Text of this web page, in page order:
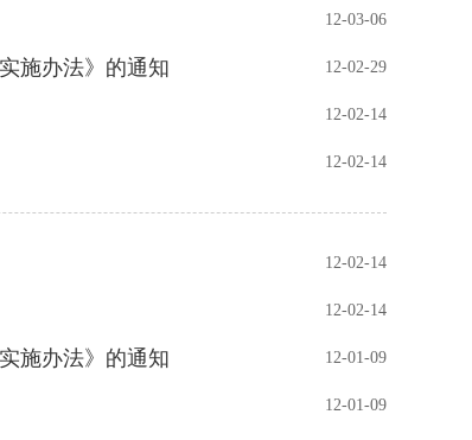
12-03-06
施办法》的通知 12-02-29
12-02-14
12-02-14
12-02-14
12-02-14
施办法》的通知 12-01-09
12-01-09